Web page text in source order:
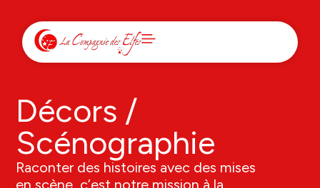
Décors /
Scénographie
Raconter des histoires avec des mises
en scène, c’est notre mission à la